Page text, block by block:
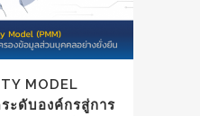
MODEL
ะดับองค์กรสู่การ